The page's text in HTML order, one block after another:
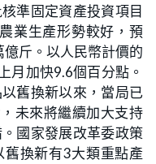
準固定資產投資項目
業生產形勢較好，預
斤。以人民幣計價的
月加快9.6個百分點。
舊換新以來，當局已
未來將繼續加大支持
國家發展改革委政策
換新有3大類重點產